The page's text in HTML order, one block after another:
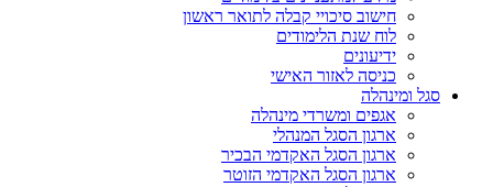
חישוב סיכויי קבלה לתואר ראשון
לוח שנת הלימודים
ידיעונים
כניסה לאזור האישי
סגל ומינהלה
אגפים ומשרדי מינהלה
ארגון הסגל המנהלי
ארגון הסגל האקדמי הבכיר
ארגון הסגל האקדמי הזוטר